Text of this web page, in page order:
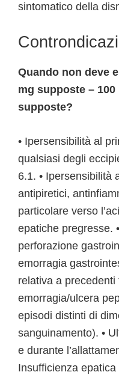
sintomatico della
Quando non deve
mg supposte –
supposte?
• Ipersensibilità al
qualsiasi degli
6.1. • Ipersensibilità
antipiretici,
particolare verso
epatiche pregresse.
perforazione
emorragia
relativa a
emorragia/ulcera
episodi distinti di
sanguinamento). •
e durante
Insufficienza